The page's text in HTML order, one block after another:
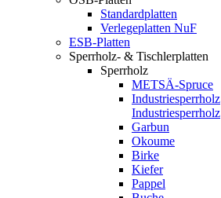
Standardplatten
Verlegeplatten NuF
ESB-Platten
Sperrholz- & Tischlerplatten
Sperrholz
METSÄ-Spruce
Industriesperrholz
Industriesperrholz
Garbun
Okoume
Birke
Kiefer
Pappel